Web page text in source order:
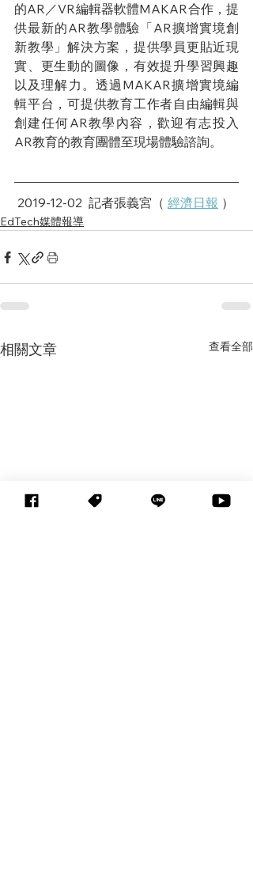
的AR／VR編輯器軟體MAKAR合作，提
供最新的AR教學體驗「AR擴增實境創
新教學」解決方案，提供學員更貼近現
實、更生動的圖像，有效提升學習興趣
以及理解力。透過MAKAR擴增實境編
輯平台，可提供教育工作者自由編輯與
創建任何AR教學內容，歡迎有志投入
AR教育的教育團體至現場體驗諮詢。
2019-12-02  記者張義宮（ 經濟日報 ）
EdTech媒體報導
相關文章 查看全部